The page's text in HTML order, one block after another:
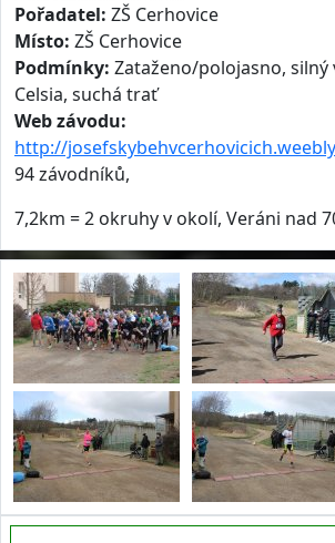
Pořadatel: ZŠ Cerhovice
Místo: ZŠ Cerhovice
Podmínky: Zataženo/polojasno, silný
Celsia, suchá trať
Web závodu:
http://
94 závodníků,
7,2km = 2 okruhy v okolí, Veráni nad